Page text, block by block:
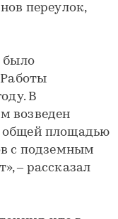
переулок,
было
В
возведен
общей площадью
с подземным
‒ рассказал